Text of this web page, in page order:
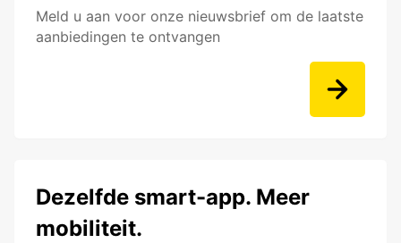
Meld u aan voor onze nieuwsbrief om de laatste
aanbiedingen te ontvangen
Dezelfde smart-app. Meer
mobiliteit.